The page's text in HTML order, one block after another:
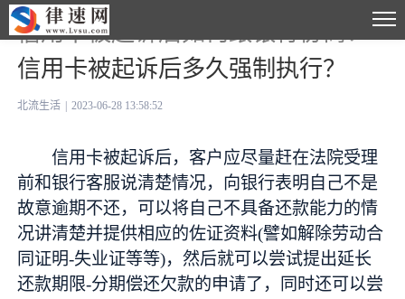
信用卡被起诉后如何跟银行协商？
信用卡被起诉后多久强制执行？
北流生活 2023-06-28 13:58:52
信用卡被起诉后，客户应尽量赶在法院受理
前和银行客服说清楚情况，向银行表明自己不是
故意逾期不还，可以将自己不具备还款能力的情
况讲清楚并提供相应的佐证资料(譬如解除劳动合
同证明-失业证等等)，然后就可以尝试提出延长
还款期限-分期偿还欠款的申请了，同时还可以尝